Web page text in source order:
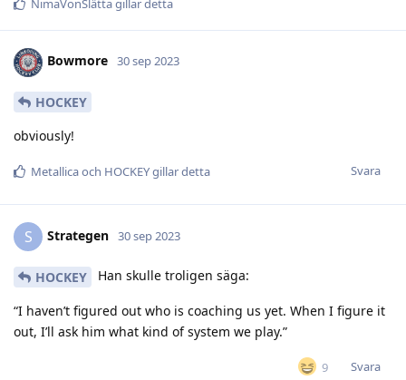
Bowmore 30 sep 2023
HOCKEY
obviously!
Svara
Metallicaoch HOCKEYgillar detta
S Strategen 30 sep 2023
HOCKEY Han skulle troligen säga:
“I haven’t figured out who is coaching us yet. When I figure it
out, I’ll ask him what kind of system we play.”
9 Svara